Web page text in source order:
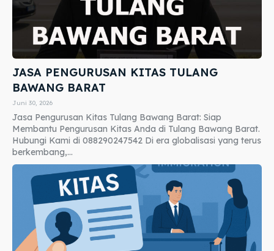
JASA PENGURUSAN KITAS TULANG
BAWANG BARAT
Juni 30, 2026
Jasa Pengurusan Kitas Tulang Bawang Barat: Siap
Membantu Pengurusan Kitas Anda di Tulang Bawang Barat.
Hubungi Kami di 088290247542 Di era globalisasi yang terus
berkembang,...